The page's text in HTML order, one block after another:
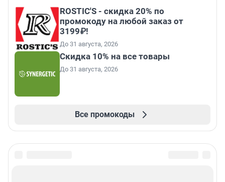
ROSTIC'S - скидка 20% по
промокоду на любой заказ от
3199₽!
До 31 августа, 2026
Скидка 10% на все товары
До 31 августа, 2026
Все промокоды